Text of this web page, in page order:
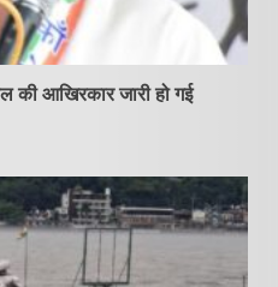
की आखिरकार जारी हो गई